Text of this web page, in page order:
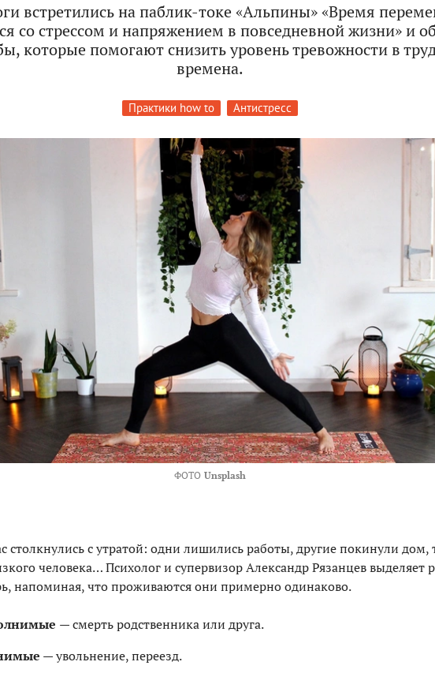
встретились на паблик-токе «Альпины» «Время
со стрессом и напряжением в повседневной жизни» и
которые помогают снизить уровень тревожности в
времена.
Практики how to Антистресс
ФОТО Unsplash
столкнулись с утратой: одни лишились работы, другие покинули дом,
человека… Психолог и супервизор Александр Рязанцев выделяет
напоминая, что проживаются они примерно одинаково.
— смерть родственника или друга.
— увольнение, переезд.